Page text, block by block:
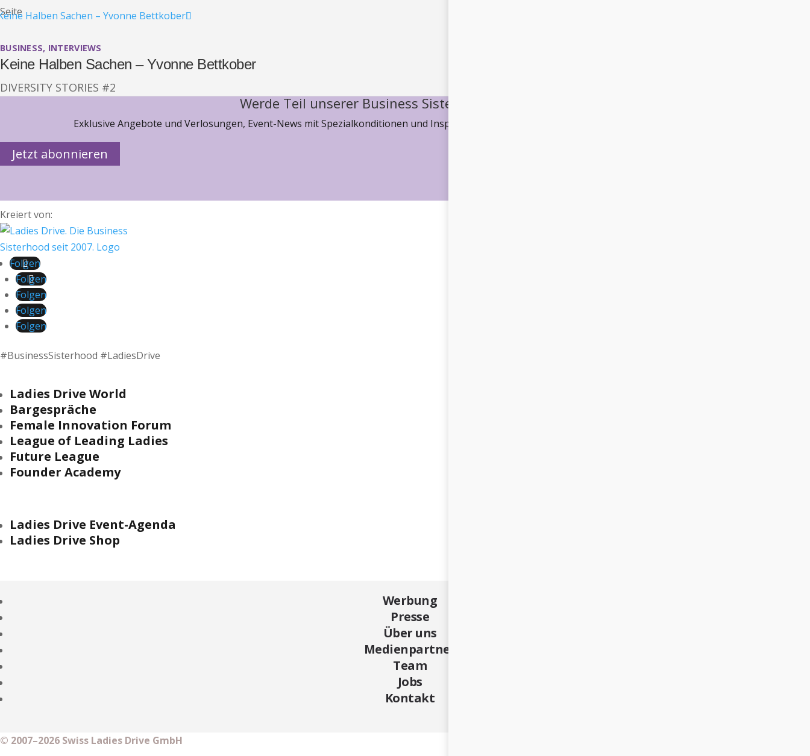
Seite
BUSINESS, INTERVIEWS
Keine Halben Sachen – Yvonne Bettkober
DIVERSITY STORIES #2
Werde Teil unserer Business Sisterhood
Exklusive Angebote und Verlosungen, Event-News mit Spezialkonditionen und Inspiration, wie wir gemeinsam die Welt bewegen.
Jetzt abonnieren
Kreiert von:
Folgen
Folgen
Folgen
Folgen
Folgen
#BusinessSisterhood #LadiesDrive
Ladies Drive World
Bargespräche
Female Innovation Forum
League of Leading Ladies
Future League
Founder Academy
Ladies Drive Event-Agenda
Ladies Drive Shop
Werbung
Presse
Über uns
Medienpartner
Team
Jobs
Kontakt
© 2007–2026 Swiss Ladies Drive GmbH